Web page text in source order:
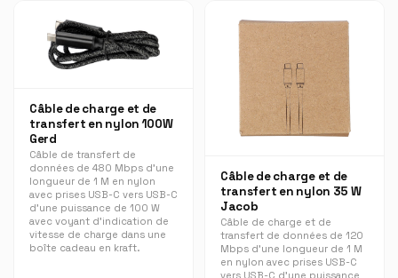
Câble de charge et de
transfert en nylon 100W
Gerd
Câble de transfert de
données de 480 Mbps d'une
longueur de 1 M en nylon
avec prises USB-C vers USB-C
d'une puissance de 100 W
avec voyant d'indication de
vitesse de charge dans une
boîte cadeau en kraft.
Câble de charge et de
transfert en nylon 35 W
Jacob
Câble de charge et de
transfert de données de 120
Mbps d'une longueur de 1 M
en nylon avec prises USB-C
vers USB-C d'une puissance